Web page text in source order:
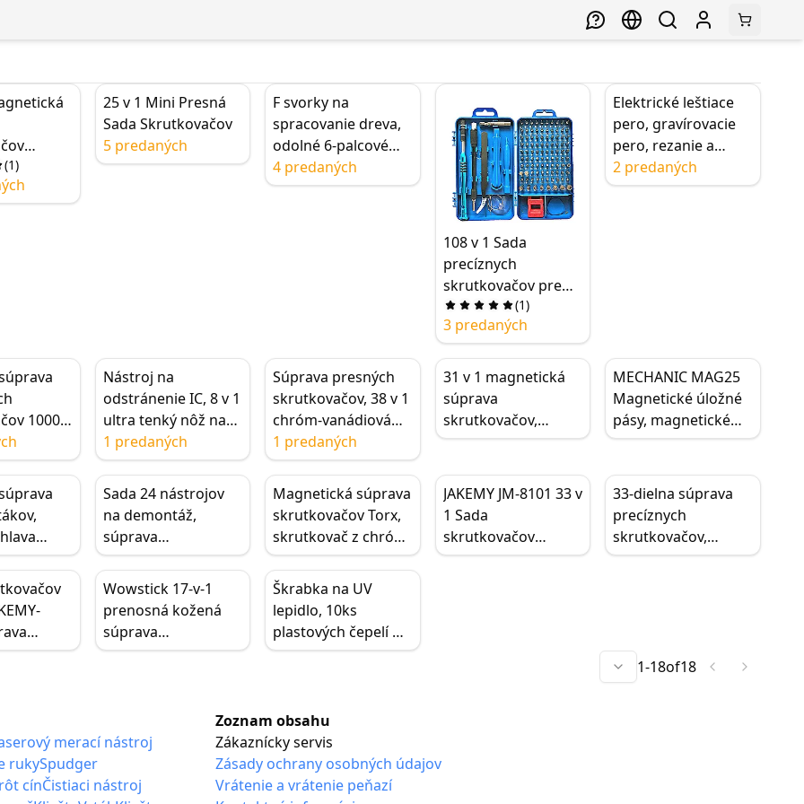
(1)
25 v 1 Mini Presná
Sada Skrutkovačov
5 predaných
F svorky na
spracovanie dreva,
odolné 6-palcové
rýchloupínacie
svorky typu F
4 predaných
108 v 1 Sada
precíznych
skrutkovačov pre
elektroniku,
multifunkčný
rozoberateľný
skrutkovač
(1)
3 predaných
Elektrické leštiace
pero, gravírovacie
pero, rezanie a
leštenie základnej
dosky IC CPU, 3-
2 predaných
1000
CR-V
Nástroj na
odstránenie IC, 8 v 1
ultra tenký nôž na
IC CPU, demontáž
základnej dosky,
čistič UV lepidla,
odstraňovač,
oprava
1 predaných
Súprava presných
skrutkovačov, 38 v 1
chróm-vanádiová
súprava
skrutkovačov na
opravu telefónov a
notebookov
1 predaných
31 v 1 magnetická
súprava
skrutkovačov,
hliníková súprava
skrutkovačov z
legovanej ocele S2,
súprava pre
domácnosť, sklo,
MECHANIC MAG25
Magnetické úložné
pásy, magnetické
pásy na náradie,
absorpčný držiak na
náradie na opravu
mobilných
telefónov, úložisko
na
Sada 24 nástrojov
na demontáž,
súprava
skrutkovačov na
opravu otvárania
telefónov pre
iPhone iPad Tablet
Laptop
Magnetická súprava
skrutkovačov Torx,
skrutkovač z chróm-
vanádiovej ocele, 53
v 1 presná súprava
na opravu
JAKEMY JM-8101 33 v
1 Sada
skrutkovačov
Rozobratý nástroj
33-dielna súprava
precíznych
skrutkovačov,
súprava
rukoväť, oprava
smartfónov
Wowstick 17-v-1
prenosná kožená
súprava
náradia,obsahuje
zápästie pre
telefóny,hodinky a
opravy v
Škrabka na UV
lepidlo, 10ks
plastových čepelí na
čistenie LCD OCA UV
mobilných
telefónoch a
tabletoch
1-18of18
merací nástroj
rukySpudger
cínČistiaci nástroj
Zoznam obsahu
Zákaznícky servis
Zásady ochrany osobných údajov
Vrátenie a vrátenie peňazí